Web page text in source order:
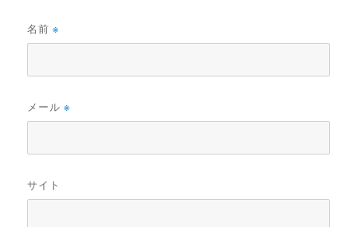
名前※
メール※
サイト